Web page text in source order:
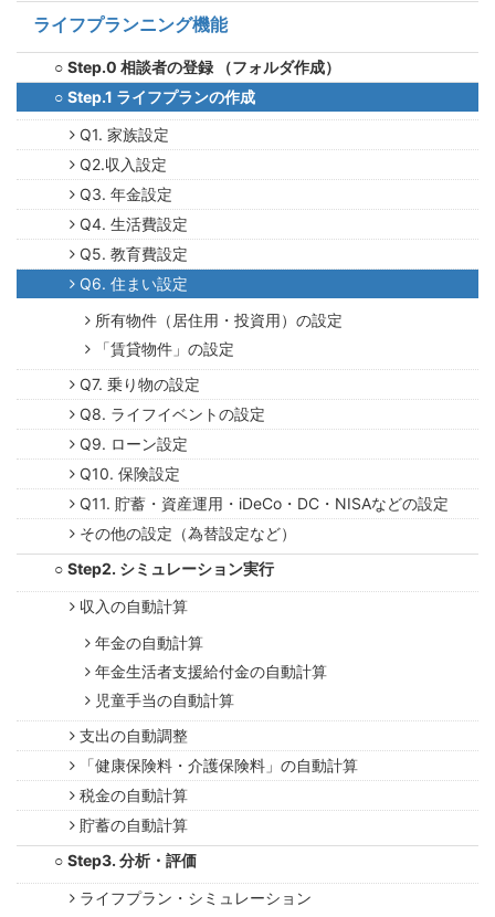
ライフプランニング機能
Step.0 相談者の登録 （フォルダ作成）
Step.1 ライフプランの作成
Q1. 家族設定
Q2.収入設定
Q3. 年金設定
Q4. 生活費設定
Q5. 教育費設定
Q6. 住まい設定
所有物件（居住用・投資用）の設定
「賃貸物件」の設定
Q7. 乗り物の設定
Q8. ライフイベントの設定
Q9. ローン設定
Q10. 保険設定
Q11. 貯蓄・資産運用・iDeCo・DC・NISAなどの設定
その他の設定（為替設定など）
Step2. シミュレーション実行
収入の自動計算
年金の自動計算
年金生活者支援給付金の自動計算
児童手当の自動計算
支出の自動調整
「健康保険料・介護保険料」の自動計算
税金の自動計算
貯蓄の自動計算
Step3. 分析・評価
ライフプラン・シミュレーション